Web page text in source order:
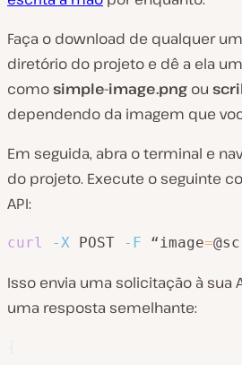
Faça o download de qualquer
diretório do projeto e dê a ela
comosimple-image.png ou
dependendo da imagem que
Em seguida, abra o terminal e
do projeto. Execute o seguinte
API:
curl -X POST -F “image=
Isso envia uma solicitação à sua
uma resposta semelhante: